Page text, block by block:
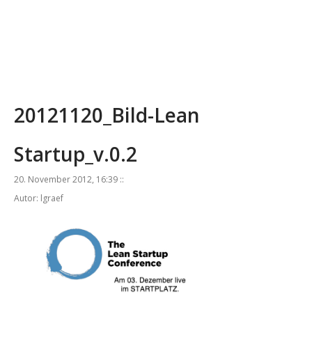
20121120_Bild-Lean
Startup_v.0.2
20. November 2012, 16:39 ::
Autor: lgraef